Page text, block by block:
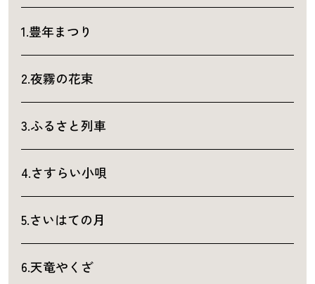
1.豊年まつり
2.夜霧の花束
3.ふるさと列車
4.さすらい小唄
5.さいはての月
6.天竜やくざ